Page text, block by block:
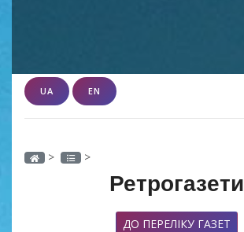
UA EN
> >
Ретрогазети
ДО ПЕРЕЛІКУ ГАЗЕТ